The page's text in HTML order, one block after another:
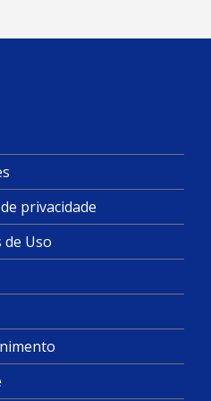
privacidade
Uso